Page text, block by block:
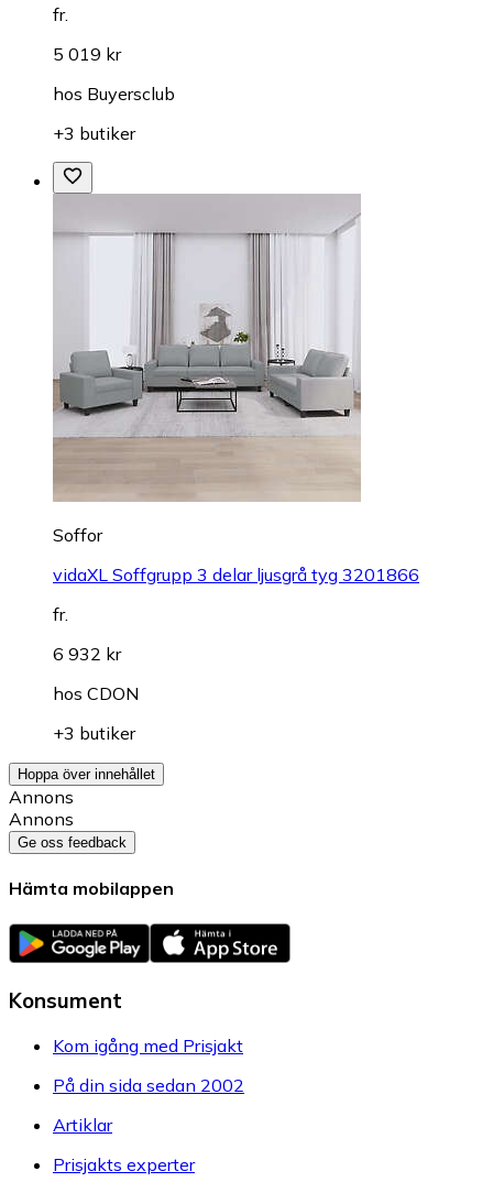
fr.
5 019 kr
hos Buyersclub
+3 butiker
Soffor
vidaXL Soffgrupp 3 delar ljusgrå tyg 3201866
fr.
6 932 kr
hos CDON
+3 butiker
Hoppa över innehållet
Annons
Annons
Ge oss feedback
Hämta mobilappen
Konsument
Kom igång med Prisjakt
På din sida sedan 2002
Artiklar
Prisjakts experter